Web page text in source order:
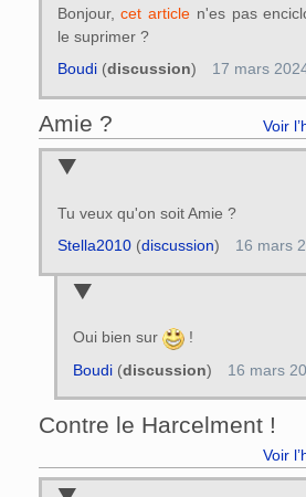
Bonjour,cet article n'es pas
le suprimer ?
Boudi(discussion) 17 mars
Amie ? Voir
Tu veux qu'on soit Amie ?
Stella2010(discussion) 16 mars
Oui bien sur !
Boudi(discussion) 16 mars
Contre le Harcelment !
Voir